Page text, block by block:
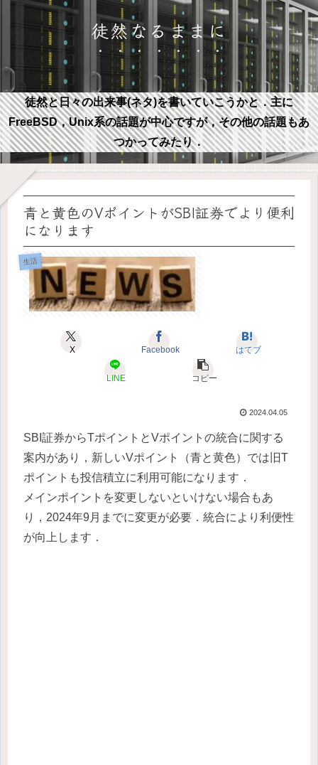
徒然なるままに
徒然と日々の出来事(ネタ)を書いていこうかと．主に
FreeBSD，Unix系の話題が中心ですが，その他の話題もあ
つかってみたり．
青と黄色のVポイントがSBI証券でより便利
になります
生活
X Facebook はてブ
LINE コピー
2024.04.05
SBI証券からTポイントとVポイントの統合に関する
案内があり，新しいVポイント（青と黄色）では旧T
ポイントも投信積立に利用可能になります．
メインポイントを変更しないといけない場合もあ
り，2024年9月までに変更が必要．統合により利便性
が向上します．